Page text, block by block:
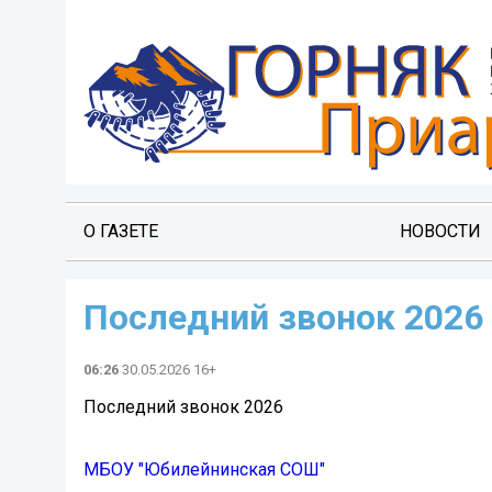
О ГАЗЕТЕ НОВОСТИ
Последний звонок 2026
06:26 30.05.2026 16+
Последний звонок 2026
МБОУ "Юбилейнинская СОШ"